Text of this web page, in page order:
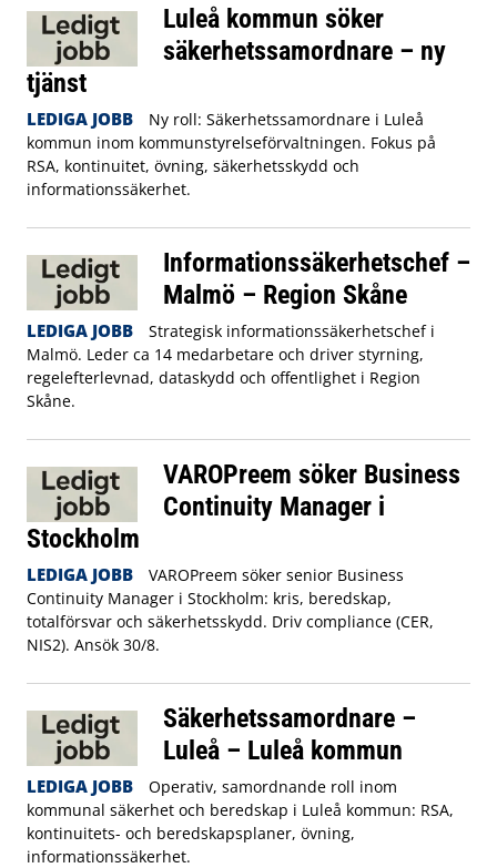
Luleå kommun söker
säkerhetssamordnare – ny
tjänst
LEDIGA JOBB
Ny roll: Säkerhetssamordnare i Luleå
kommun inom kommunstyrelseförvaltningen. Fokus på
RSA, kontinuitet, övning, säkerhetsskydd och
informationssäkerhet.
Informationssäkerhetschef –
Malmö – Region Skåne
LEDIGA JOBB
Strategisk informationssäkerhetschef i
Malmö. Leder ca 14 medarbetare och driver styrning,
regelefterlevnad, dataskydd och offentlighet i Region
Skåne.
VAROPreem söker Business
Continuity Manager i
Stockholm
LEDIGA JOBB
VAROPreem söker senior Business
Continuity Manager i Stockholm: kris, beredskap,
totalförsvar och säkerhetsskydd. Driv compliance (CER,
NIS2). Ansök 30/8.
Säkerhetssamordnare –
Luleå – Luleå kommun
LEDIGA JOBB
Operativ, samordnande roll inom
kommunal säkerhet och beredskap i Luleå kommun: RSA,
kontinuitets- och beredskapsplaner, övning,
informationssäkerhet.